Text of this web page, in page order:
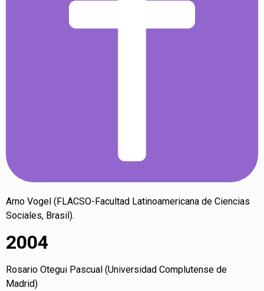
Arno Vogel (FLACSO-Facultad Latinoamericana de Ciencias
Sociales, Brasil).
2004
Rosario Otegui Pascual (Universidad Complutense de
Madrid)